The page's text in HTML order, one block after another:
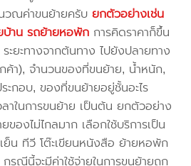
วณค่าขนย้ายครับยกตัวอย่างเช่น
บ้าน รถย้ายหอพัก การคิดราคาก็ขึ้น
ะยะทางจากต้นทาง ไปยังปลายทาง
า), จำนวนของที่ขนย้าย, น้ำหนัก,
ะกอบ, ของที่ขนย้ายอยู่ชั้นอะไร
าในการขนย้าย เป็นต้น ยกตัวอย่าง
องไม่ไกลมาก เลือกใช้บริการเป็น
ย็น ทีวี โต๊ะเขียนหนังสือ ย้ายหอพัก
ณีนี้จะมีค่าใช้จ่ายในการขนย้ายถูก